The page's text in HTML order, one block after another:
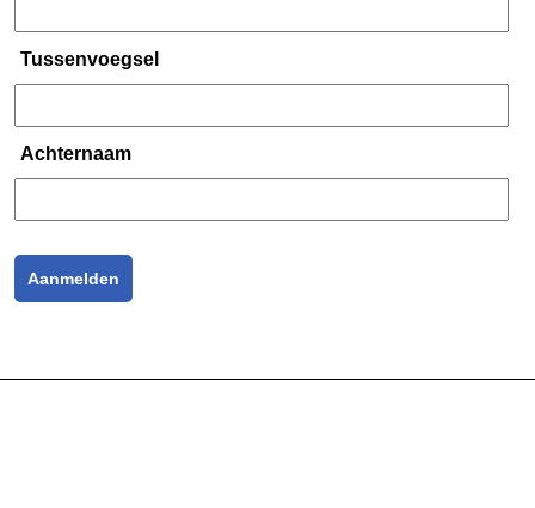
Tussenvoegsel
Achternaam